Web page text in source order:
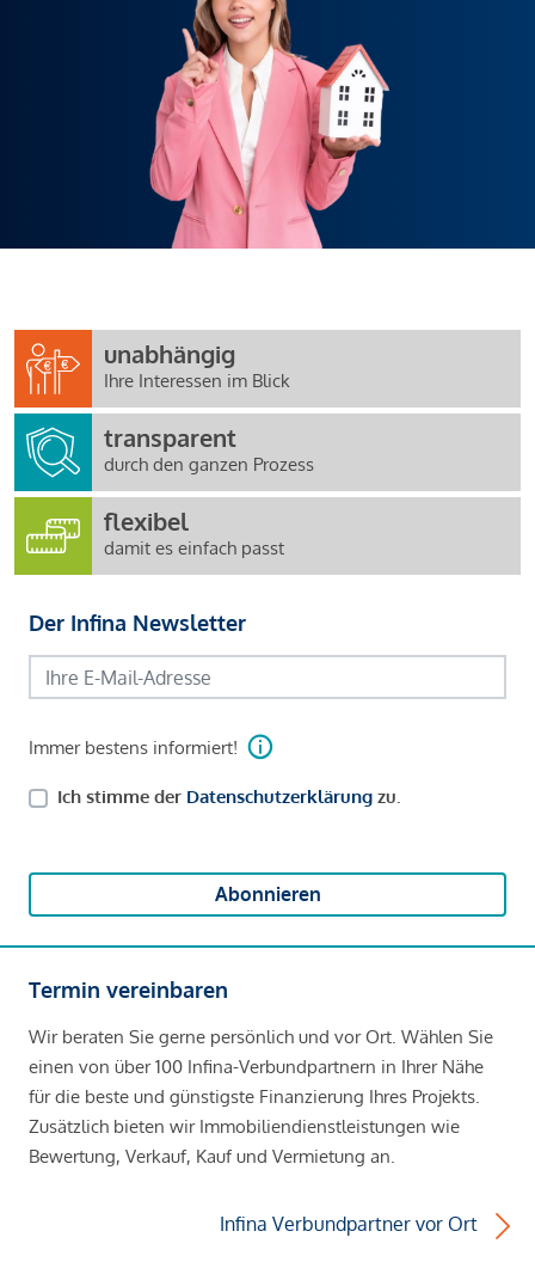
unabhängig
Ihre Interessen im Blick
transparent
durch den ganzen Prozess
flexibel
damit es einfach passt
Der Infina Newsletter
Immer bestens informiert!
Ich stimme der Datenschutzerklärung zu.
Abonnieren
Termin vereinbaren
Wir beraten Sie gerne persönlich und vor Ort. Wählen Sie
einen von über 100 Infina-Verbundpartnern in Ihrer Nähe
für die beste und günstigste Finanzierung Ihres Projekts.
Zusätzlich bieten wir Immobiliendienstleistungen wie
Bewertung, Verkauf, Kauf und Vermietung an.
Infina Verbundpartner vor Ort